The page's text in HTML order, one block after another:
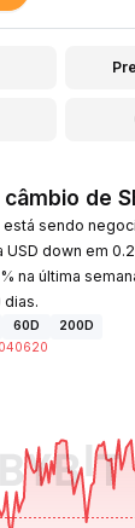
de
está sendo
USD down em
na última
dias.
60D
200D